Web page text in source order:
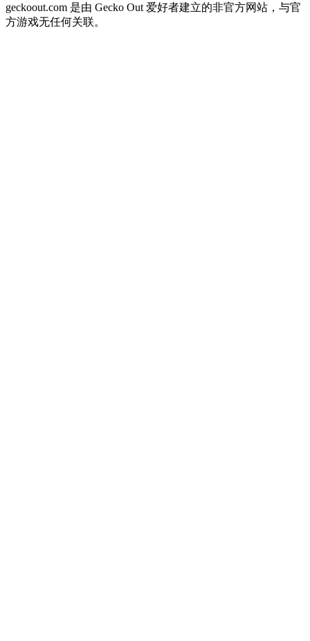
geckoout.com 是由 Gecko Out 爱好者建立的非官方网站，与官
方游戏无任何关联。